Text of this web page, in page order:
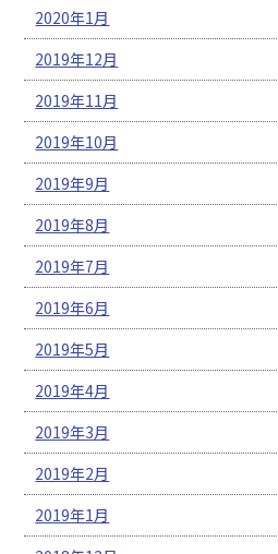
2020年1月
2019年12月
2019年11月
2019年10月
2019年9月
2019年8月
2019年7月
2019年6月
2019年5月
2019年4月
2019年3月
2019年2月
2019年1月